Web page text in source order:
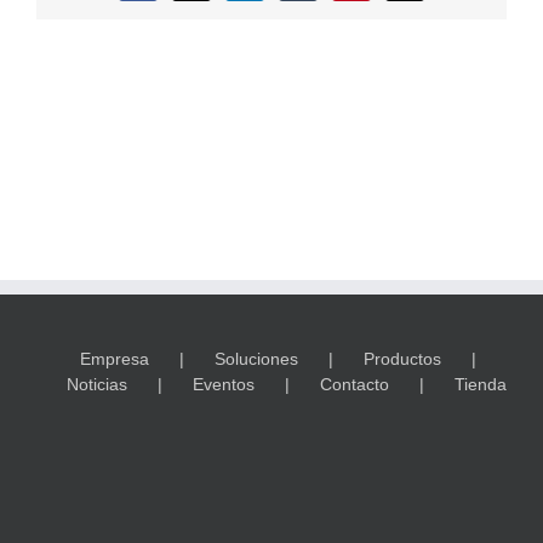
electrónico
Empresa Soluciones
Productos
Noticias
Eventos Contacto Tienda